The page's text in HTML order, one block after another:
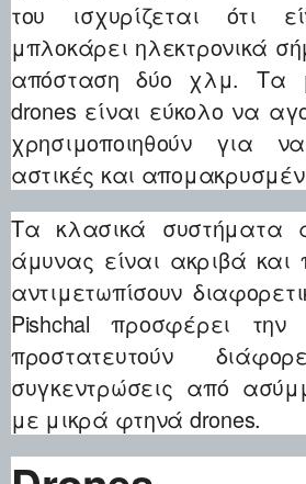
του ισχυρίζεται ότι
μπλοκάρει ηλεκτρονικά
απόσταση δύο χλμ. Τα
drones είναι εύκολο να
χρησιμοποιηθούν για
αστικές και
Τα κλασικά συστήματα
άμυνας είναι ακριβά και
αντιμετωπίσουν
Pishchal προσφέρει την
προστατευτούν
συγκεντρώσεις από
με μικρά φτηνά drones.